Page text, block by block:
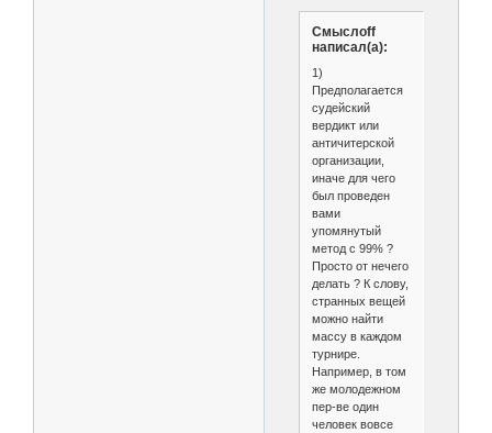
Смыслoff
написал(а):
1)
Предполагается
судейский
вердикт или
античитерской
организации,
иначе для чего
был проведен
вами
упомянутый
метод с 99% ?
Просто от нечего
делать ? К слову,
странных вещей
можно найти
массу в каждом
турнире.
Например, в том
же молодежном
пер-ве один
человек вовсе